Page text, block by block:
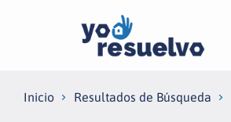
Inicio Resultados de Búsqueda